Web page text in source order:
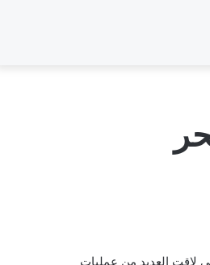
لاقت العديد من عمليات